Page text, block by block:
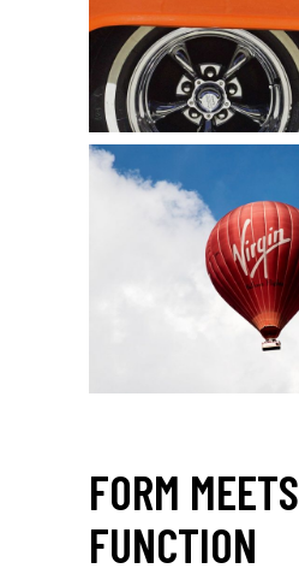
FORM MEETS
FUNCTION